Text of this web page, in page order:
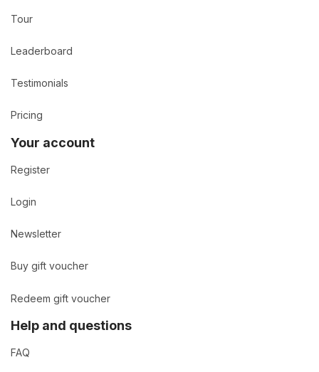
Tour
Leaderboard
Testimonials
Pricing
Your account
Register
Login
Newsletter
Buy gift voucher
Redeem gift voucher
Help and questions
FAQ